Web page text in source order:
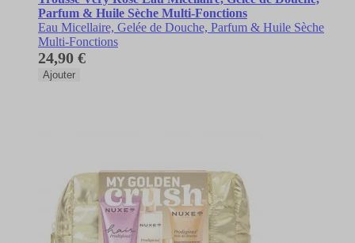
Parfum & Huile Sèche Multi-Fonctions
Eau Micellaire, Gelée de Douche, Parfum & Huile Sèche
Multi-Fonctions
24,90 €
Ajouter